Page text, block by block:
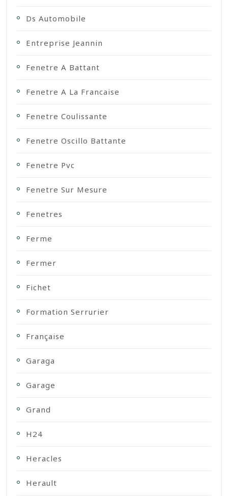
Ds Automobile
Entreprise Jeannin
Fenetre A Battant
Fenetre A La Francaise
Fenetre Coulissante
Fenetre Oscillo Battante
Fenetre Pvc
Fenetre Sur Mesure
Fenetres
Ferme
Fermer
Fichet
Formation Serrurier
Française
Garaga
Garage
Grand
H24
Heracles
Herault